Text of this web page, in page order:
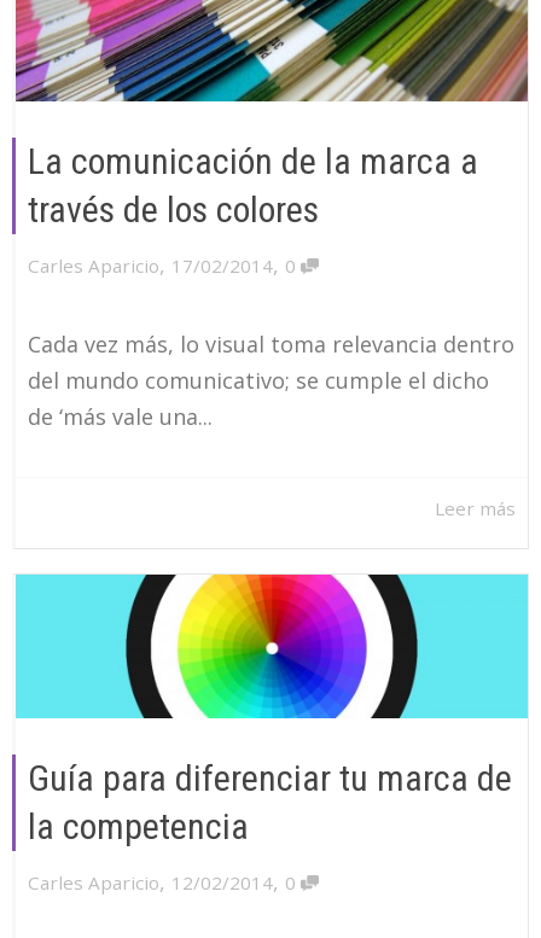
La comunicación de la marca a
través de los colores
Carles Aparicio, 17/02/2014, 0
Cada vez más, lo visual toma relevancia dentro
del mundo comunicativo; se cumple el dicho
de ‘más vale una...
Leer más
Guía para diferenciar tu marca de
la competencia
Carles Aparicio, 12/02/2014, 0